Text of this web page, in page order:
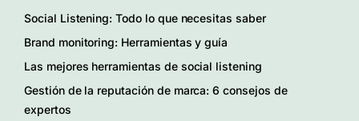
Social Listening: Todo lo que necesitas saber
Brand monitoring: Herramientas y guía
Las mejores herramientas de social listening
Gestión de la reputación de marca: 6 consejos de
expertos